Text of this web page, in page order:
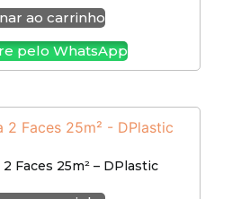
ao carrinho
pelo WhatsApp
Faces 25m² – DPlastic